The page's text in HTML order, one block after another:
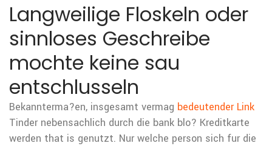
Langweilige Floskeln oder
sinnloses Geschreibe
mochte keine sau
entschlusseln
Bekannterma?en, insgesamt vermag bedeutender Link
Tinder nebensachlich durch die bank blo? Kreditkarte
werden that is genutzt. Nur welche person sich fur die